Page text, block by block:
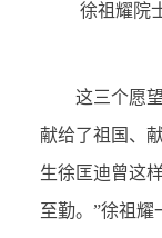
徐祖耀院士
这三个愿望
献给了祖国、
生徐匡迪曾这
至勤。”徐祖